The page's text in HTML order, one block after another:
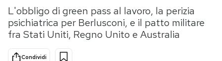
Tecnologia
Internet
Scienza
Cultura
Storie/Idee
Ok Boomer!
Media
L'obbligo di green pass al lavoro, la perizia
psichiatrica per Berlusconi, e il patto militare
fra Stati Uniti, Regno Unito e Australia
Condividi